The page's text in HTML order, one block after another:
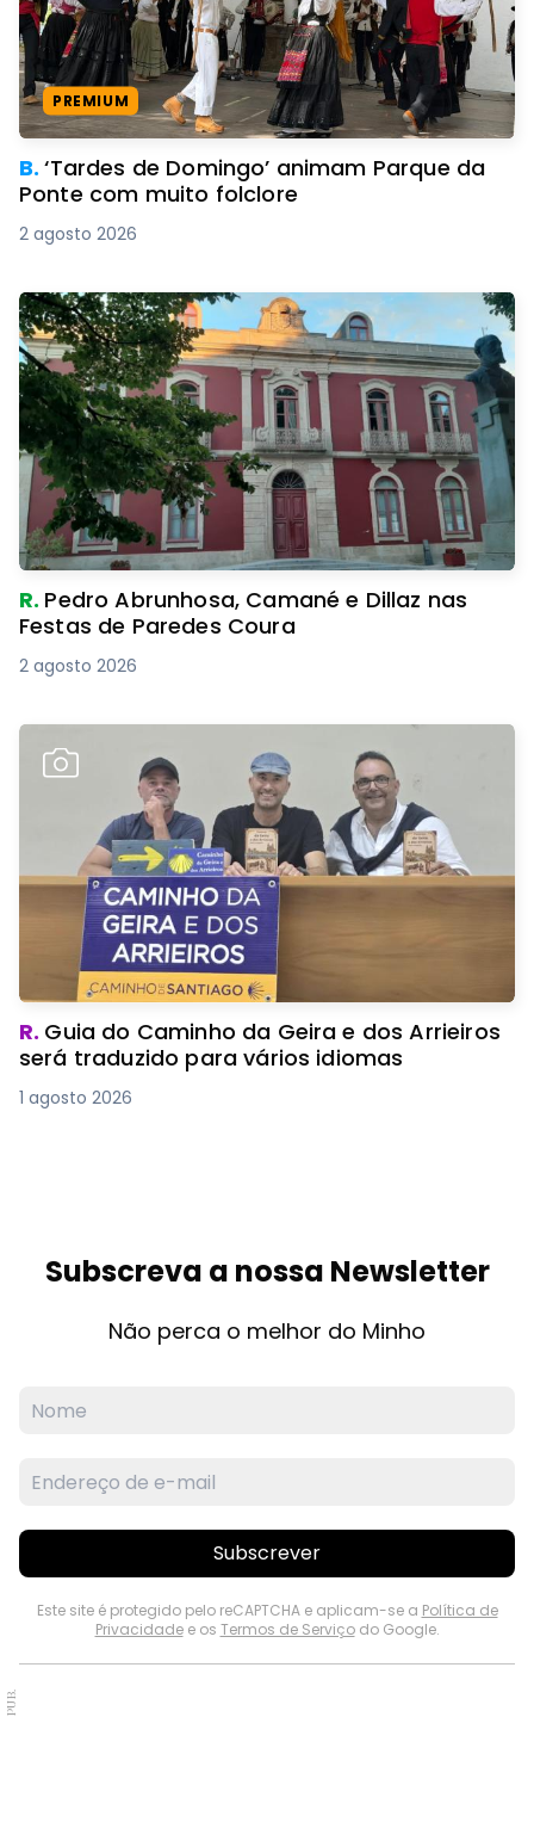
PREMIUM
B.‘Tardes de Domingo’ animam Parque da
Ponte com muito folclore
2 agosto 2026
R. Pedro Abrunhosa, Camané e Dillaz nas
Festas de Paredes Coura
2 agosto 2026
R. Guia do Caminho da Geira e dos Arrieiros
será traduzido para vários idiomas
1 agosto 2026
Subscreva a nossa Newsletter
Não perca o melhor do Minho
Subscrever
Este site é protegido pelo reCAPTCHA e aplicam-se a Política de
Privacidadee os Termos de Serviçodo Google.
PUB.